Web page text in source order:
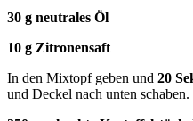
30 g neutrales Öl
10 g Zitronensaft
In den Mixtopf geben und 20
und Deckel nach unten schaben.